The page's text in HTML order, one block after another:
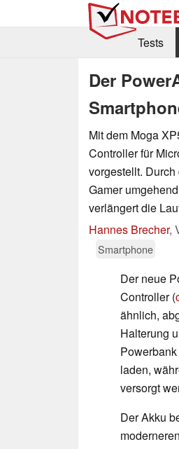
Tests
Der
Mit dem Moga
Controller für
vorgestellt.
Gamer
verlängert die
Hannes Brecher,
Smartphone
Der neue
Controller (
ähnlich,
Halterung
laden,
versorgt
Der Akku